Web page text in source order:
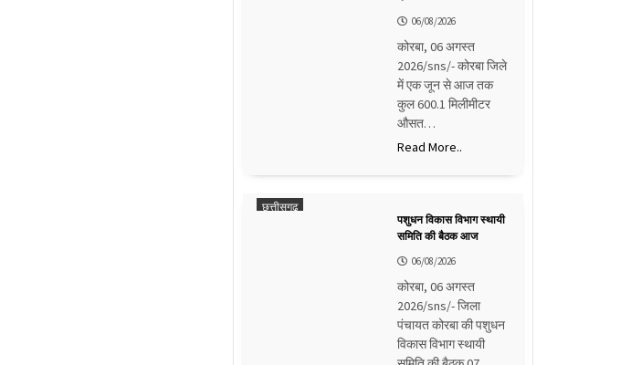
06/08/2026
कोरबा, 06 अगस्त
2026/sns/- कोरबा जिले
में एक जून से आज तक
कुल 600.1 मिलीमीटर
औसत…
Read More..
छत्तीसगढ़
पशुधन विकास विभाग स्थायी
समिति की बैठक आज
06/08/2026
कोरबा, 06 अगस्त
2026/sns/- जिला
पंचायत कोरबा की पशुधन
विकास विभाग स्थायी